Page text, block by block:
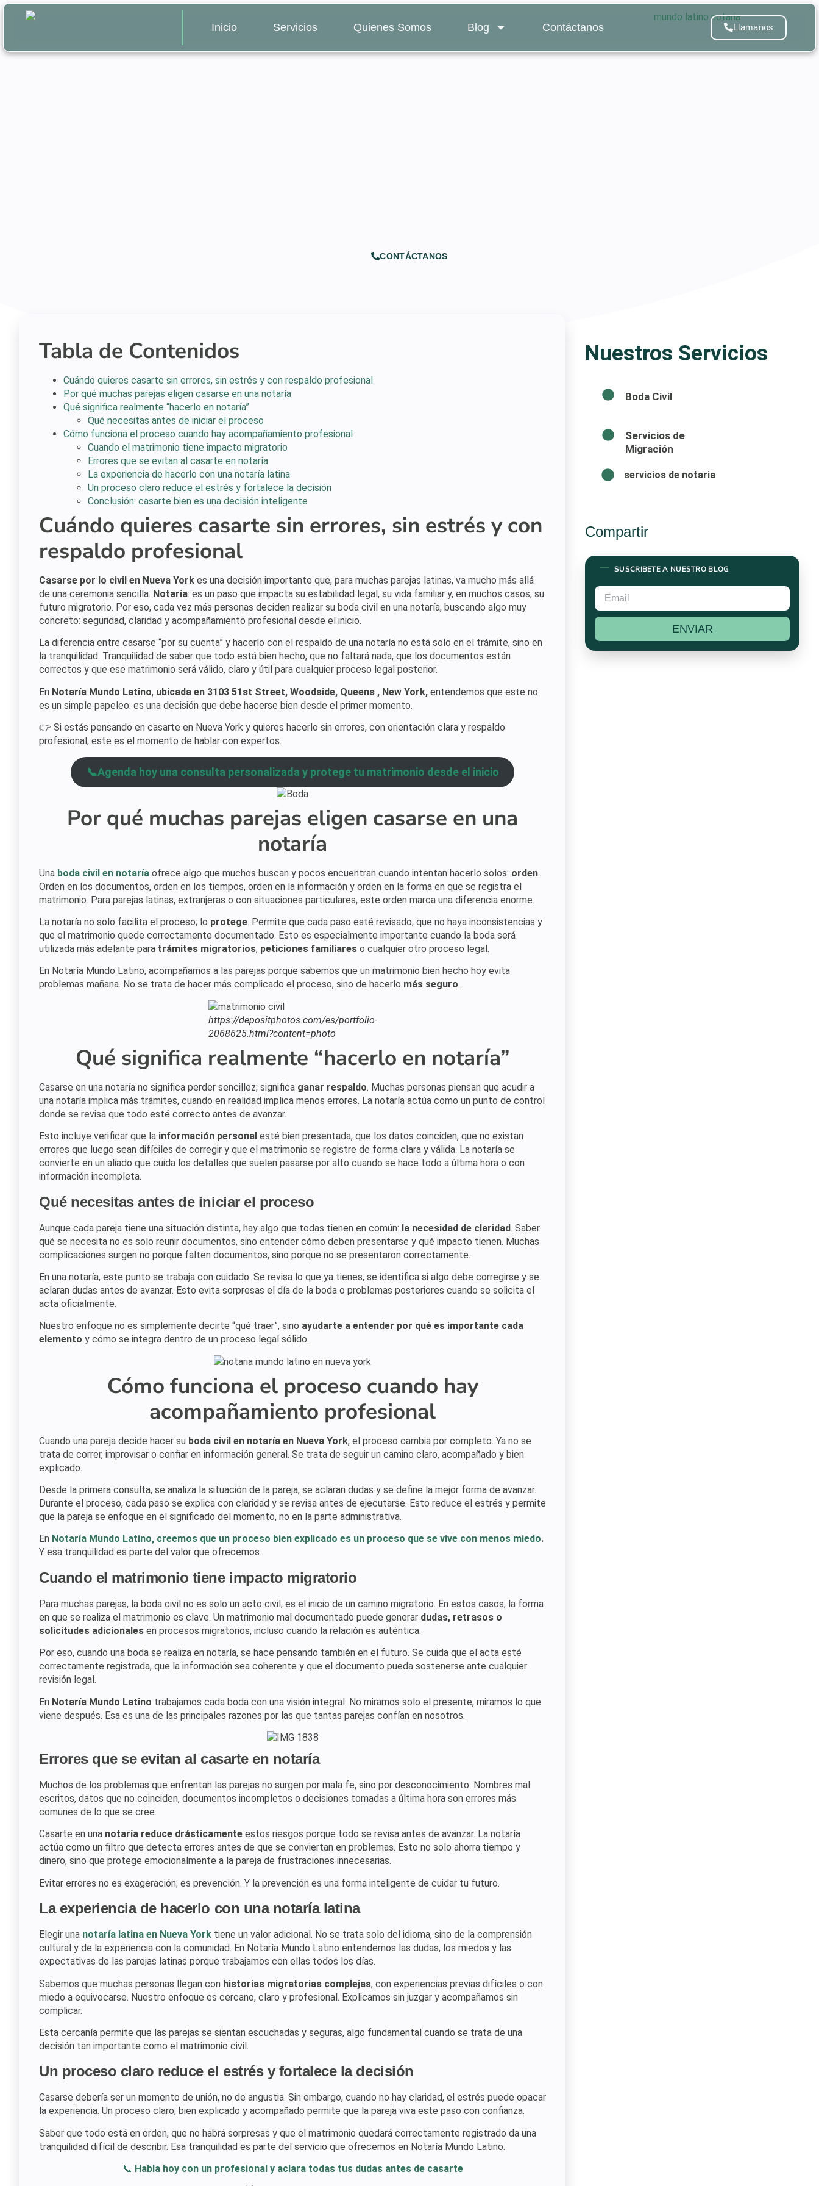
Inicio Servicios Quienes Somos Blog Contáctanos Llamanos
CONTÁCTANOS
Tabla de Contenidos
Cuándo quieres casarte sin errores, sin estrés y con respaldo profesional
Por qué muchas parejas eligen casarse en una notaría
Qué significa realmente “hacerlo en notaría”
Qué necesitas antes de iniciar el proceso
Cómo funciona el proceso cuando hay acompañamiento profesional
Cuando el matrimonio tiene impacto migratorio
Errores que se evitan al casarte en notaría
La experiencia de hacerlo con una notaría latina
Un proceso claro reduce el estrés y fortalece la decisión
Conclusión: casarte bien es una decisión inteligente
Cuándo quieres casarte sin errores, sin estrés y con
respaldo profesional
Casarse por lo civil en Nueva York es una decisión importante que, para muchas parejas latinas, va mucho más allá
de una ceremonia sencilla. Notaría: es un paso que impacta su estabilidad legal, su vida familiar y, en muchos casos, su
futuro migratorio. Por eso, cada vez más personas deciden realizar su boda civil en una notaría, buscando algo muy
concreto: seguridad, claridad y acompañamiento profesional desde el inicio.
La diferencia entre casarse “por su cuenta” y hacerlo con el respaldo de una notaría no está solo en el trámite, sino en
la tranquilidad. Tranquilidad de saber que todo está bien hecho, que no faltará nada, que los documentos están
correctos y que ese matrimonio será válido, claro y útil para cualquier proceso legal posterior.
En Notaría Mundo Latino, ubicada en 3103 51st Street, Woodside, Queens , New York, entendemos que este no
es un simple papeleo: es una decisión que debe hacerse bien desde el primer momento.
👉 Si estás pensando en casarte en Nueva York y quieres hacerlo sin errores, con orientación clara y respaldo
profesional, este es el momento de hablar con expertos.
📞Agenda hoy una consulta personalizada y protege tu matrimonio desde el inicio
Por qué muchas parejas eligen casarse en una
notaría
Una boda civil en notaría ofrece algo que muchos buscan y pocos encuentran cuando intentan hacerlo solos: orden.
Orden en los documentos, orden en los tiempos, orden en la información y orden en la forma en que se registra el
matrimonio. Para parejas latinas, extranjeras o con situaciones particulares, este orden marca una diferencia enorme.
La notaría no solo facilita el proceso; lo protege. Permite que cada paso esté revisado, que no haya inconsistencias y
que el matrimonio quede correctamente documentado. Esto es especialmente importante cuando la boda será
utilizada más adelante para trámites migratorios, peticiones familiares o cualquier otro proceso legal.
En Notaría Mundo Latino, acompañamos a las parejas porque sabemos que un matrimonio bien hecho hoy evita
problemas mañana. No se trata de hacer más complicado el proceso, sino de hacerlo más seguro.
https://depositphotos.com/es/portfolio-
2068625.html?content=photo
Qué significa realmente “hacerlo en notaría”
Casarse en una notaría no significa perder sencillez; significa ganar respaldo. Muchas personas piensan que acudir a
una notaría implica más trámites, cuando en realidad implica menos errores. La notaría actúa como un punto de control
donde se revisa que todo esté correcto antes de avanzar.
Esto incluye verificar que la información personal esté bien presentada, que los datos coinciden, que no existan
errores que luego sean difíciles de corregir y que el matrimonio se registre de forma clara y válida. La notaría se
convierte en un aliado que cuida los detalles que suelen pasarse por alto cuando se hace todo a última hora o con
información incompleta.
Qué necesitas antes de iniciar el proceso
Aunque cada pareja tiene una situación distinta, hay algo que todas tienen en común: la necesidad de claridad. Saber
qué se necesita no es solo reunir documentos, sino entender cómo deben presentarse y qué impacto tienen. Muchas
complicaciones surgen no porque falten documentos, sino porque no se presentaron correctamente.
En una notaría, este punto se trabaja con cuidado. Se revisa lo que ya tienes, se identifica si algo debe corregirse y se
aclaran dudas antes de avanzar. Esto evita sorpresas el día de la boda o problemas posteriores cuando se solicita el
acta oficialmente.
Nuestro enfoque no es simplemente decirte “qué traer”, sino ayudarte a entender por qué es importante cada
elemento y cómo se integra dentro de un proceso legal sólido.
Cómo funciona el proceso cuando hay
acompañamiento profesional
Cuando una pareja decide hacer su boda civil en notaría en Nueva York, el proceso cambia por completo. Ya no se
trata de correr, improvisar o confiar en información general. Se trata de seguir un camino claro, acompañado y bien
explicado.
Desde la primera consulta, se analiza la situación de la pareja, se aclaran dudas y se define la mejor forma de avanzar.
Durante el proceso, cada paso se explica con claridad y se revisa antes de ejecutarse. Esto reduce el estrés y permite
que la pareja se enfoque en el significado del momento, no en la parte administrativa.
En Notaría Mundo Latino, creemos que un proceso bien explicado es un proceso que se vive con menos miedo.
Y esa tranquilidad es parte del valor que ofrecemos.
Cuando el matrimonio tiene impacto migratorio
Para muchas parejas, la boda civil no es solo un acto civil; es el inicio de un camino migratorio. En estos casos, la forma
en que se realiza el matrimonio es clave. Un matrimonio mal documentado puede generar dudas, retrasos o
solicitudes adicionales en procesos migratorios, incluso cuando la relación es auténtica.
Por eso, cuando una boda se realiza en notaría, se hace pensando también en el futuro. Se cuida que el acta esté
correctamente registrada, que la información sea coherente y que el documento pueda sostenerse ante cualquier
revisión legal.
En Notaría Mundo Latino trabajamos cada boda con una visión integral. No miramos solo el presente, miramos lo que
viene después. Esa es una de las principales razones por las que tantas parejas confían en nosotros.
Errores que se evitan al casarte en notaría
Muchos de los problemas que enfrentan las parejas no surgen por mala fe, sino por desconocimiento. Nombres mal
escritos, datos que no coinciden, documentos incompletos o decisiones tomadas a última hora son errores más
comunes de lo que se cree.
Casarte en una notaría reduce drásticamente estos riesgos porque todo se revisa antes de avanzar. La notaría
actúa como un filtro que detecta errores antes de que se conviertan en problemas. Esto no solo ahorra tiempo y
dinero, sino que protege emocionalmente a la pareja de frustraciones innecesarias.
Evitar errores no es exageración; es prevención. Y la prevención es una forma inteligente de cuidar tu futuro.
La experiencia de hacerlo con una notaría latina
Elegir una notaría latina en Nueva York tiene un valor adicional. No se trata solo del idioma, sino de la comprensión
cultural y de la experiencia con la comunidad. En Notaría Mundo Latino entendemos las dudas, los miedos y las
expectativas de las parejas latinas porque trabajamos con ellas todos los días.
Sabemos que muchas personas llegan con historias migratorias complejas, con experiencias previas difíciles o con
miedo a equivocarse. Nuestro enfoque es cercano, claro y profesional. Explicamos sin juzgar y acompañamos sin
complicar.
Esta cercanía permite que las parejas se sientan escuchadas y seguras, algo fundamental cuando se trata de una
decisión tan importante como el matrimonio civil.
Un proceso claro reduce el estrés y fortalece la decisión
Casarse debería ser un momento de unión, no de angustia. Sin embargo, cuando no hay claridad, el estrés puede opacar
la experiencia. Un proceso claro, bien explicado y acompañado permite que la pareja viva este paso con confianza.
Saber que todo está en orden, que no habrá sorpresas y que el matrimonio quedará correctamente registrado da una
tranquilidad difícil de describir. Esa tranquilidad es parte del servicio que ofrecemos en Notaría Mundo Latino.
📞 Habla hoy con un profesional y aclara todas tus dudas antes de casarte
Nuestros Servicios
Boda Civil
Servicios de
Migración
servicios de notaria
Compartir
SUSCRIBETE A NUESTRO BLOG
ENVIAR